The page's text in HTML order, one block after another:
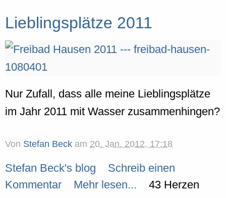
Lieblingsplätze 2011
Nur Zufall, dass alle meine Lieblingsplätze
im Jahr 2011 mit Wasser zusammenhingen?
Von Stefan Beck am 20. Jan. 2012, 17:18
Stefan Beck's blog
Schreib einen
Kommentar
Mehr lesen... 43 Herzen